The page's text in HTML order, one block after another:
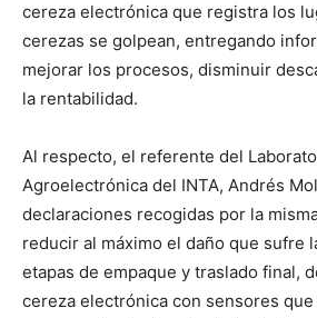
cereza electrónica que registra los
cerezas se golpean, entregando
mejorar los procesos, disminuir
la rentabilidad.
Al respecto, el referente del
Agroelectrónica del INTA, Andrés
declaraciones recogidas por la
reducir al máximo el daño que sufre
etapas de empaque y traslado final,
cereza electrónica con sensores